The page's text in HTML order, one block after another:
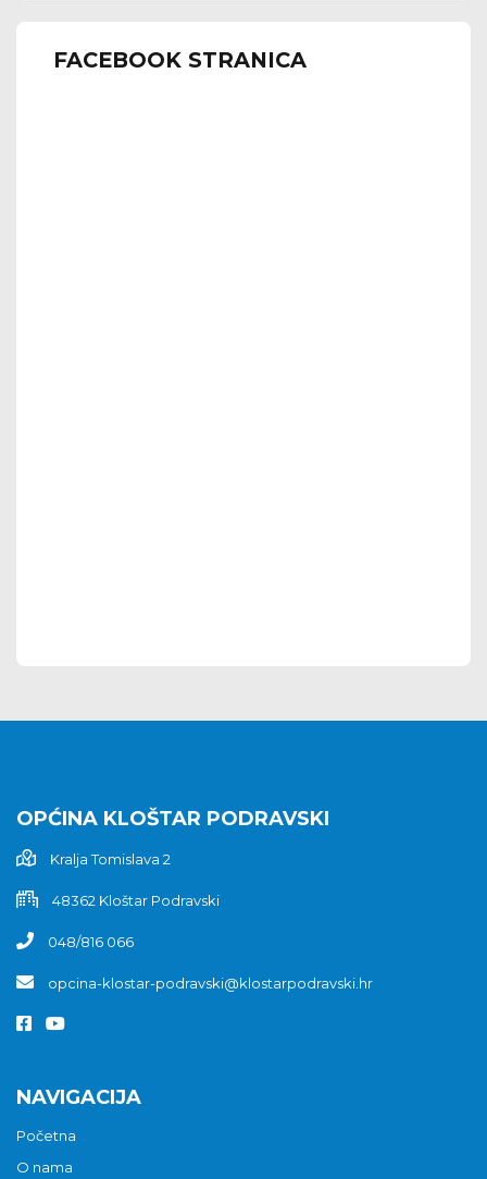
FACEBOOK STRANICA
OPĆINA KLOŠTAR PODRAVSKI
Kralja Tomislava 2
48362 Kloštar Podravski
048/816 066
opcina-klostar-podravski@klostarpodravski.hr
NAVIGACIJA
Početna
O nama